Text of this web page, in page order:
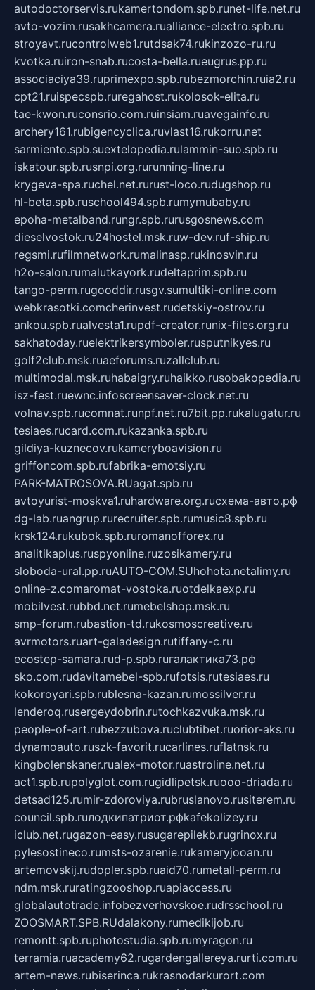
autodoctorservis.rukamertondom.spb.runet-life.net.ru
avto-vozim.rusakhcamera.rualliance-electro.spb.ru
stroyavt.rucontrolweb1.rutdsak74.rukinzozo-ru.ru
kvotka.ruiron-snab.rucosta-bella.rueugrus.pp.ru
associaciya39.ruprimexpo.spb.rubezmorchin.ruia2.ru
cpt21.ruispecspb.ruregahost.rukolosok-elita.ru
tae-kwon.ruconsrio.com.ruinsiam.ruavegainfo.ru
archery161.rubigencyclica.ruvlast16.rukorru.net
sarmiento.spb.suextelopedia.rulammin-suo.spb.ru
iskatour.spb.rusnpi.org.rurunning-line.ru
krygeva-spa.ruchel.net.rurust-loco.rudugshop.ru
hl-beta.spb.ruschool494.spb.rumymubaby.ru
epoha-metalband.rungr.spb.rurusgosnews.com
dieselvostok.ru24hostel.msk.ruw-dev.ruf-ship.ru
regsmi.rufilmnetwork.rumalinasp.rukinosvin.ru
h2o-salon.rumalutkayork.rudeltaprim.spb.ru
tango-perm.rugooddir.rusgv.sumultiki-online.com
webkrasotki.comcherinvest.rudetskiy-ostrov.ru
ankou.spb.rualvesta1.rupdf-creator.runix-files.org.ru
sakhatoday.ruelektrikersymboler.rusputnikyes.ru
golf2club.msk.ruaeforums.ruzallclub.ru
multimodal.msk.ruhabaigry.ruhaikko.rusobakopedia.ru
isz-fest.ruewnc.infoscreensaver-clock.net.ru
volnav.spb.rucomnat.runpf.net.ru7bit.pp.rukalugatur.ru
tesiaes.rucard.com.rukazanka.spb.ru
gildiya-kuznecov.rukameryboavision.ru
griffoncom.spb.rufabrika-emotsiy.ru
PARK-MATROSOVA.RUagat.spb.ru
avtoyurist-moskva1.ruhardware.org.ruсхема-авто.рф
dg-lab.ruangrup.rurecruiter.spb.rumusic8.spb.ru
krsk124.rukubok.spb.ruromanofforex.ru
analitikaplus.ruspyonline.ruzosikamery.ru
sloboda-ural.pp.ruAUTO-COM.SUhohota.netalimy.ru
online-z.comaromat-vostoka.ruotdelkaexp.ru
mobilvest.rubbd.net.rumebelshop.msk.ru
smp-forum.rubastion-td.rukosmoscreative.ru
avrmotors.ruart-galadesign.rutiffany-c.ru
ecostep-samara.rud-p.spb.ruгалактика73.рф
sko.com.rudavitamebel-spb.rufotsis.rutesiaes.ru
kokoroyari.spb.rublesna-kazan.rumossilver.ru
lenderoq.rusergeydobrin.rutochkazvuka.msk.ru
people-of-art.rubezzubova.ruclubtibet.ruorior-aks.ru
dynamoauto.ruszk-favorit.rucarlines.ruflatnsk.ru
kingbolenskaner.rualex-motor.ruastroline.net.ru
act1.spb.rupolyglot.com.rugidlipetsk.ruooo-driada.ru
detsad125.rumir-zdoroviya.rubruslanovo.rusiterem.ru
council.spb.ruлодкипатриот.рфkafekolizey.ru
iclub.net.rugazon-easy.rusugarepilekb.rugrinox.ru
pylesostineco.rumsts-ozarenie.rukameryjooan.ru
artemovskij.rudopler.spb.ruaid70.rumetall-perm.ru
ndm.msk.ruratingzooshop.ruapiaccess.ru
globalautotrade.infobezverhovskoe.rudrsschool.ru
ZOOSMART.SPB.RUdalakony.rumedikijob.ru
remontt.spb.ruphotostudia.spb.rumyragon.ru
terramia.ruacademy62.rugardengallereya.rurti.com.ru
artem-news.rubiserinca.rukrasnodarkurort.com